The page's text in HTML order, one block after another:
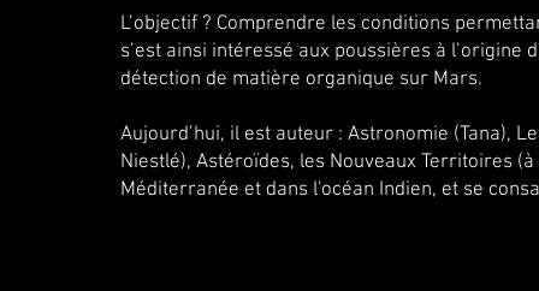
L’objectif ? Comprendre les conditions
s’est ainsi intéressé aux poussières à
détection de matière organique sur Mars.
Aujourd’hui, il est auteur : Astronomie (Tana),
Niestlé), Astéroïdes, les Nouveaux Territoires
Méditerranée et dans l'océan Indien, et se